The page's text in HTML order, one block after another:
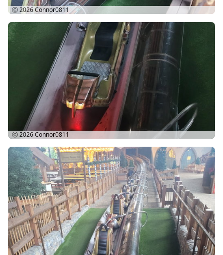
Ⓒ 2026Connor0811
Ⓒ 2026Connor0811